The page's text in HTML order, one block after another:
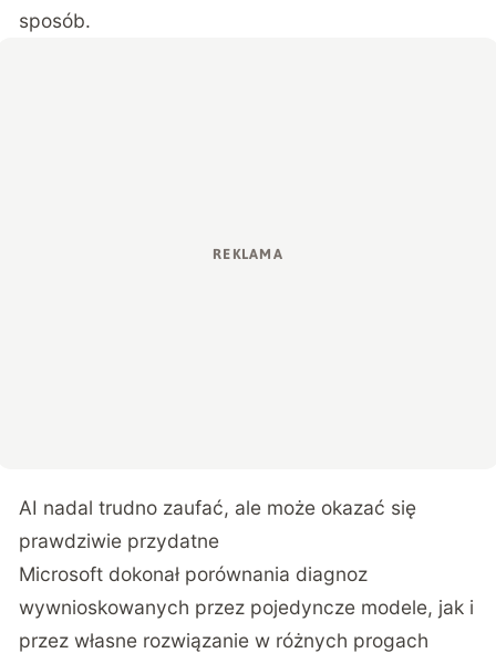
sposób.
AI nadal trudno zaufać, ale może okazać się
prawdziwie przydatne
Microsoft dokonał porównania diagnoz
wywnioskowanych przez pojedyncze modele, jak i
przez własne rozwiązanie w różnych progach